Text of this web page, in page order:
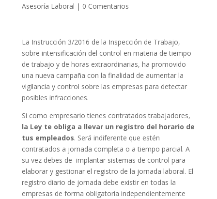
Asesoría Laboral | 0 Comentarios
La Instrucción 3/2016 de la Inspección de Trabajo,
sobre intensificación del control en materia de tiempo
de trabajo y de horas extraordinarias, ha promovido
una nueva campaña con la finalidad de aumentar la
vigilancia y control sobre las empresas para detectar
posibles infracciones.
Si como empresario tienes contratados trabajadores,
la Ley te obliga a llevar un registro del horario de
tus empleados. Será indiferente que estén
contratados a jornada completa o a tiempo parcial. A
su vez debes de implantar sistemas de control para
elaborar y gestionar el registro de la jornada laboral. El
registro diario de jornada debe existir en todas la
empresas de forma obligatoria independientemente